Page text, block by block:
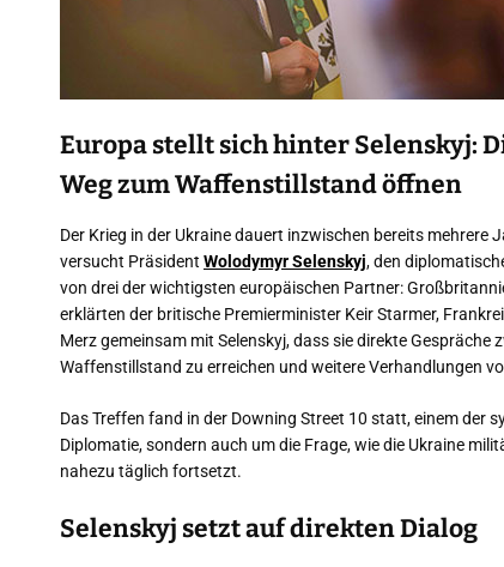
Europa stellt sich hinter Selenskyj:
Weg zum Waffenstillstand öffnen
Der Krieg in der Ukraine dauert inzwischen bereits mehrere
versucht Präsident Wolodymyr Selenskyj, den
von drei der wichtigsten europäischen Partner:
erklärten der britische Premierminister Keir Starmer,
Merz gemeinsam mit Selenskyj, dass sie direkte
Waffenstillstand zu erreichen und weitere Verhandlungen
Das Treffen fand in der Downing Street 10 statt, einem der
Diplomatie, sondern auch um die Frage, wie die Ukraine
nahezu täglich fortsetzt.
Selenskyj setzt auf direkten Dialog